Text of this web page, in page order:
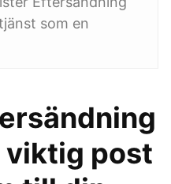
som en
post